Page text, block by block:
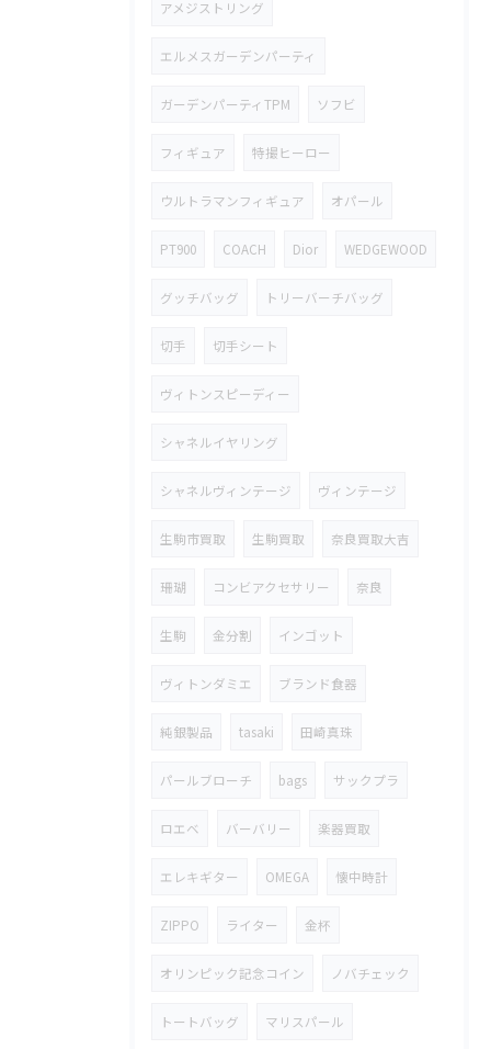
アメジストリング
エルメスガーデンパーティ
ガーデンパーティTPM ソフビ
フィギュア 特撮ヒーロー
ウルトラマンフィギュア オパール
PT900 COACH Dior WEDGEWOOD
グッチバッグ トリーバーチバッグ
切手 切手シート
ヴィトンスピーディー
シャネルイヤリング
シャネルヴィンテージ ヴィンテージ
生駒市買取 生駒買取 奈良買取大吉
珊瑚 コンビアクセサリー 奈良
生駒 金分割 インゴット
ヴィトンダミエ ブランド食器
純銀製品 tasaki 田崎真珠
パールブローチ bags サックプラ
ロエベ バーバリー 楽器買取
エレキギター OMEGA 懐中時計
ZIPPO ライター 金杯
オリンピック記念コイン ノバチェック
トートバッグ マリスパール